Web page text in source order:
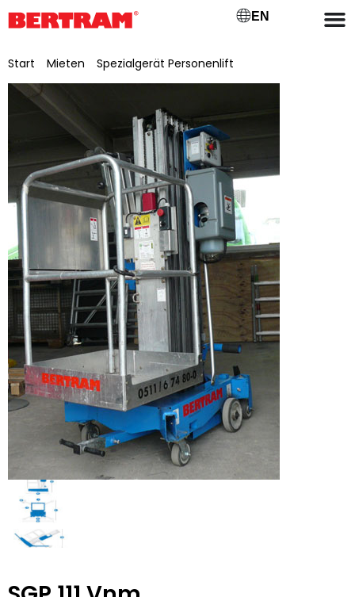
EN
Start Mieten Spezialgerät Personenlift